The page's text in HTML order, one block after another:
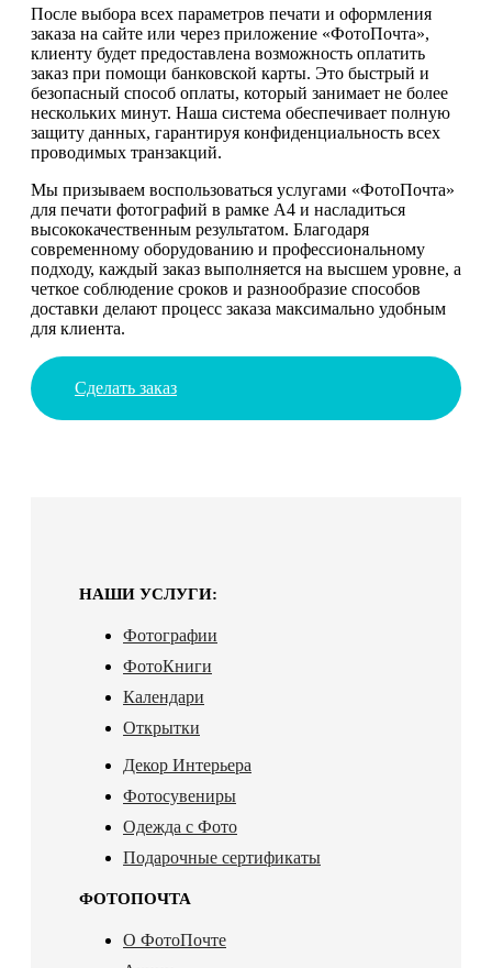
После выбора всех параметров печати и оформления
заказа на сайте или через приложение «ФотоПочта»,
клиенту будет предоставлена возможность оплатить
заказ при помощи банковской карты. Это быстрый и
безопасный способ оплаты, который занимает не более
нескольких минут. Наша система обеспечивает полную
защиту данных, гарантируя конфиденциальность всех
проводимых транзакций.
Мы призываем воспользоваться услугами «ФотоПочта»
для печати фотографий в рамке А4 и насладиться
высококачественным результатом. Благодаря
современному оборудованию и профессиональному
подходу, каждый заказ выполняется на высшем уровне, а
четкое соблюдение сроков и разнообразие способов
доставки делают процесс заказа максимально удобным
для клиента.
Сделать заказ
НАШИ УСЛУГИ:
Фотографии
ФотоКниги
Календари
Открытки
Декор Интерьера
Фотосувениры
Одежда с Фото
Подарочные сертификаты
ФОТОПОЧТА
О ФотоПочте